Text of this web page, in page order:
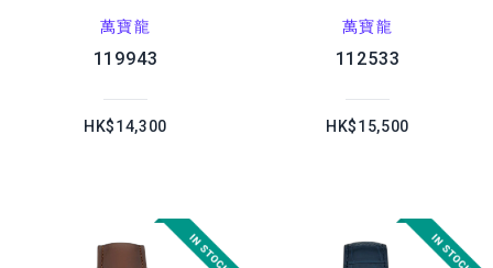
萬寶龍
119943
HK$14,300
萬寶龍
112533
HK$15,500